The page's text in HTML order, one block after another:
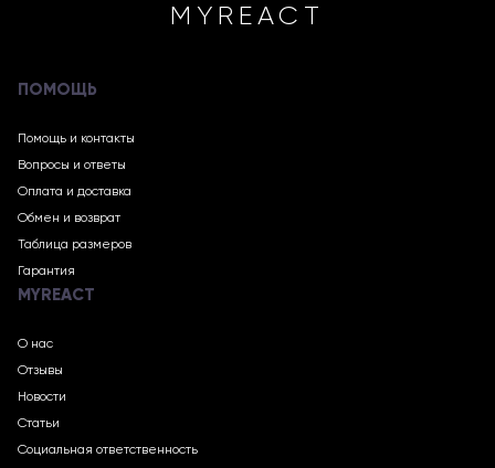
MYREACT
ПОМОЩЬ
Помощь и контакты
Вопросы и ответы
Оплата и доставка
Обмен и возврат
Таблица размеров
Гарантия
MYREACT
О нас
Отзывы
Новости
Статьи
Социальная ответственность